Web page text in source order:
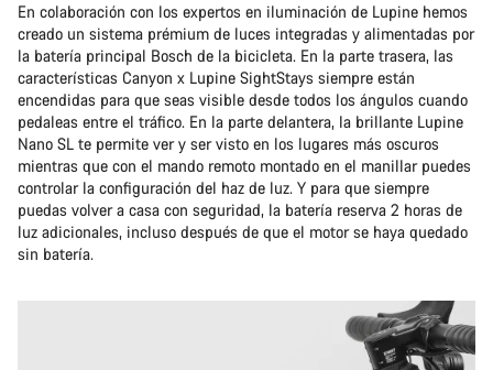
En colaboración con los expertos en iluminación de Lupine hemos
creado un sistema prémium de luces integradas y alimentadas por
la batería principal Bosch de la bicicleta. En la parte trasera, las
características Canyon x Lupine SightStays siempre están
encendidas para que seas visible desde todos los ángulos cuando
pedaleas entre el tráfico. En la parte delantera, la brillante Lupine
Nano SL te permite ver y ser visto en los lugares más oscuros
mientras que con el mando remoto montado en el manillar puedes
controlar la configuración del haz de luz. Y para que siempre
puedas volver a casa con seguridad, la batería reserva 2 horas de
luz adicionales, incluso después de que el motor se haya quedado
sin batería.